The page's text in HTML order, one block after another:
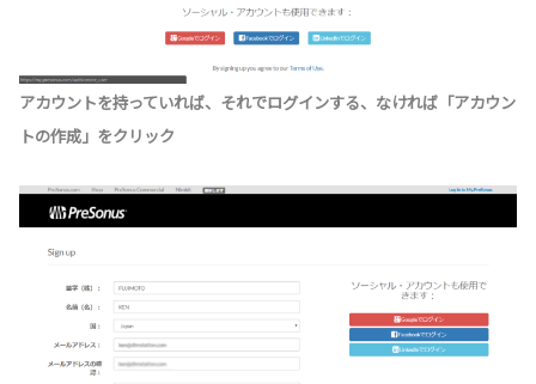
アカウントを持っていれば、それでログインする、なければ「アカウン
トの作成」をクリック